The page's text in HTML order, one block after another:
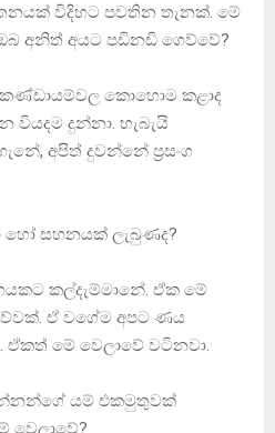
විදිහට පවතින තැනක්. මේ
අනිත් අයට පඩිනඩි ගෙව්වේ?
කොහොම කළාද
වියදම දුන්නා. හැබැයි
අපිත් දුවන්නේ ප‍්‍රසංග
හෝ සහනයක් ලැබුණද?
කල්දැම්මානේ. ඒක මේ
ඒ වගේම අපට ණය
මේ වෙලාවේ වටිනවා.
යම් එකමුතුවක්
වෙලාවේ?